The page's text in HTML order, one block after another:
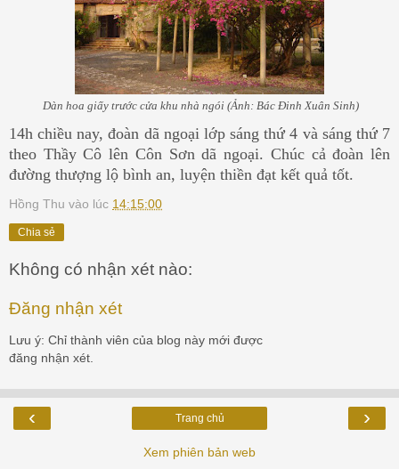
Dàn hoa giấy trước cửa khu nhà ngói (Ảnh: Bác Đinh Xuân Sinh)
14h chiều nay, đoàn dã ngoại lớp sáng thứ 4 và sáng thứ 7
theo Thầy Cô lên Côn Sơn dã ngoại. Chúc cả đoàn lên
đường thượng lộ bình an, luyện thiền đạt kết quả tốt.
Hồng Thu vào lúc 14:15:00
Chia sẻ
Không có nhận xét nào:
Đăng nhận xét
Lưu ý: Chỉ thành viên của blog này mới được
đăng nhận xét.
‹ ›
Trang chủ
Xem phiên bản web